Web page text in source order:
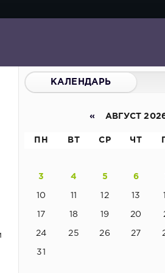
КАЛЕНДАРЬ
« АВГУСТ
ПН ВТ СР ЧТ
3 4 5 6
10 11 12 13
17 18 19 20
24 25 26 27
31